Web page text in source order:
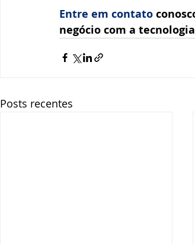
Entre em contato
negócio com a
Posts recentes